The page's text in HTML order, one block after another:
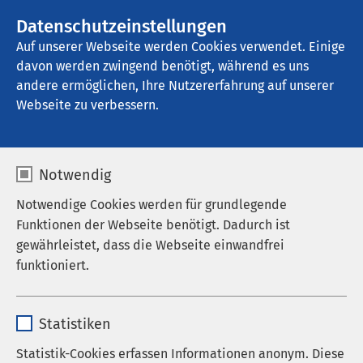
Datenschutzeinstellungen
Auf unserer Webseite werden Cookies verwendet. Einige
davon werden zwingend benötigt, während es uns
andere ermöglichen, Ihre Nutzererfahrung auf unserer
Webseite zu verbessern.
Notwendig
Notwendige Cookies werden für grundlegende
Funktionen der Webseite benötigt. Dadurch ist
gewährleistet, dass die Webseite einwandfrei
funktioniert.
Anbieter sgalinski
Statistiken
Statistik-Cookies erfassen Informationen anonym. Diese
AMEOS Pflege Möllni Test